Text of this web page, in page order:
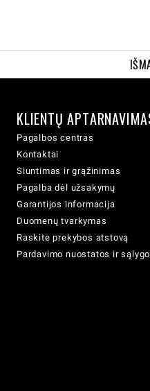
KLIENTŲ
Pagalbos centras
Kontaktai
Siuntimas ir grąžinimas
Pagalba dėl užsakymų
Garantijos informacija
Duomenų tvarkymas
Raskite prekybos atstovą
Pardavimo nuostatos ir